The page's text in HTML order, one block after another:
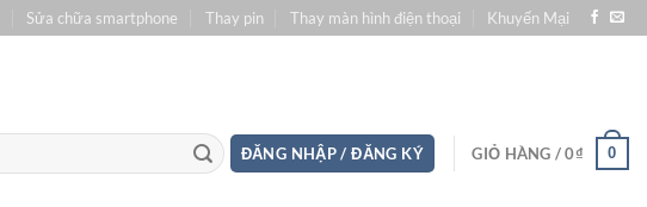
Sửa chữa smartphone Thay pin Thay màn hình điện thoại Khuyến Mại
ĐĂNG NHẬP / ĐĂNG KÝ GIỎ HÀNG /0₫ 0